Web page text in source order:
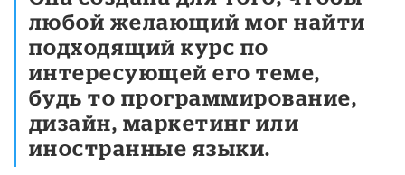
любой желающий мог найти
подходящий курс по
интересующей его теме,
будь то программирование,
дизайн, маркетинг или
иностранные языки.